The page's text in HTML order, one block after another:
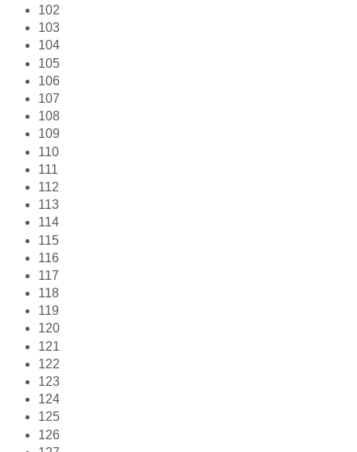
102
103
104
105
106
107
108
109
110
111
112
113
114
115
116
117
118
119
120
121
122
123
124
125
126